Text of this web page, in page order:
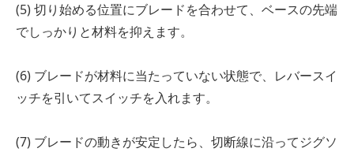
(5) 切り始める位置にブレードを合わせて、ベースの先端
でしっかりと材料を抑えます。
(6) ブレードが材料に当たっていない状態で、レバースイ
ッチを引いてスイッチを入れます。
(7) ブレードの動きが安定したら、切断線に沿ってジグソ